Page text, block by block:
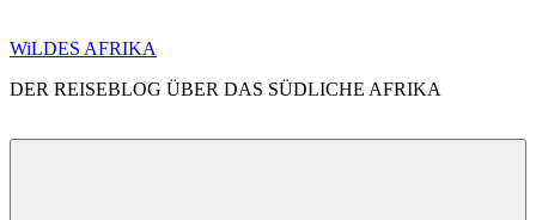
Zum
springen
WiLDES AFRIKA
DER REISEBLOG ÜBER DAS SÜDLICHE AFRIKA